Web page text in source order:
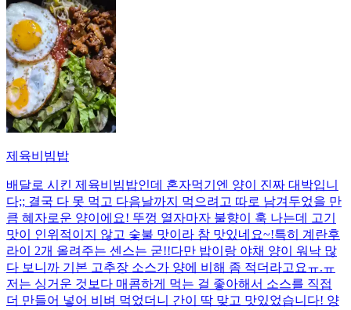
제육비빔밥
배달로 시킨 제육비빔밥인데 혼자먹기엔 양이 진짜 대박입니
다;; 결국 다 못 먹고 다음날까지 먹으려고 따로 남겨두었을 만
큼 혜자로운 양이에요! 뚜껑 열자마자 불향이 훅 나는데 고기
맛이 인위적이지 않고 숯불 맛이라 참 맛있네요~!특히 계란후
라이 2개 올려주는 센스는 굳!! ​다만 밥이랑 야채 양이 워낙 많
다 보니까 기본 고추장 소스가 양에 비해 좀 적더라고요ㅠ.ㅠ
저는 싱거운 것보다 매콤하게 먹는 걸 좋아해서 소스를 직접
더 만들어 넣어 비벼 먹었더니 간이 딱 맞고 맛있었습니다! 양